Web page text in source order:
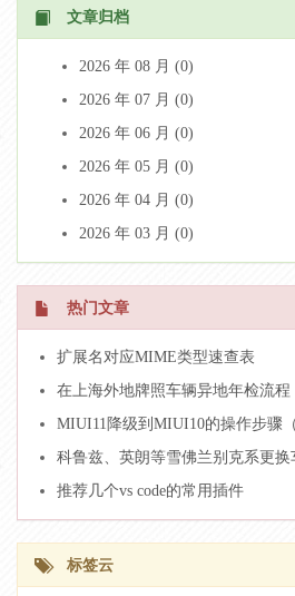
文章归档
2026 年 08 月 (0)
2026 年 07 月 (0)
2026 年 06 月 (0)
2026 年 05 月 (0)
2026 年 04 月 (0)
2026 年 03 月 (0)
热门文章
扩展名对应MIME类型速查表
在上海外地牌照车辆异地年检流程
MIUI11降级到MIUI10的操作步骤（
科鲁兹、英朗等雪佛兰别克系更换
推荐几个vs code的常用插件
标签云